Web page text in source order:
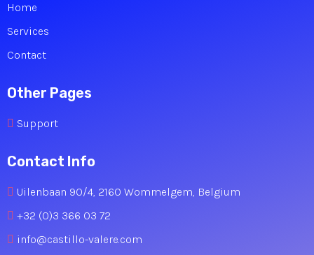
Home
Services
Contact
Other Pages
Support
Contact Info
Uilenbaan 90/4, 2160 Wommelgem, Belgium
+32 (0)3 366 03 72
info@castillo-valere.com